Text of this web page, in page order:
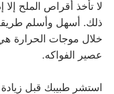
لا تأخذ أقراص الملح
ذلك. أسهل وأسلم طريقة
خلال موجات الحرارة
عصير الفواكه.
استشر طبيبك قبل